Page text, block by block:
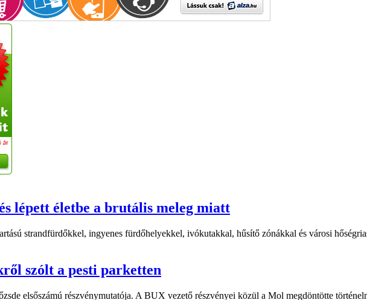
lépett életbe a brutális meleg miatt
strandfürdőkkel, ingyenes fürdőhelyekkel, ivókutakkal, hűsítő zónákkal és városi
szólt a pesti parketten
elsőszámú részvénymutatója. A BUX vezető részvényei közül a Mol megdöntötte